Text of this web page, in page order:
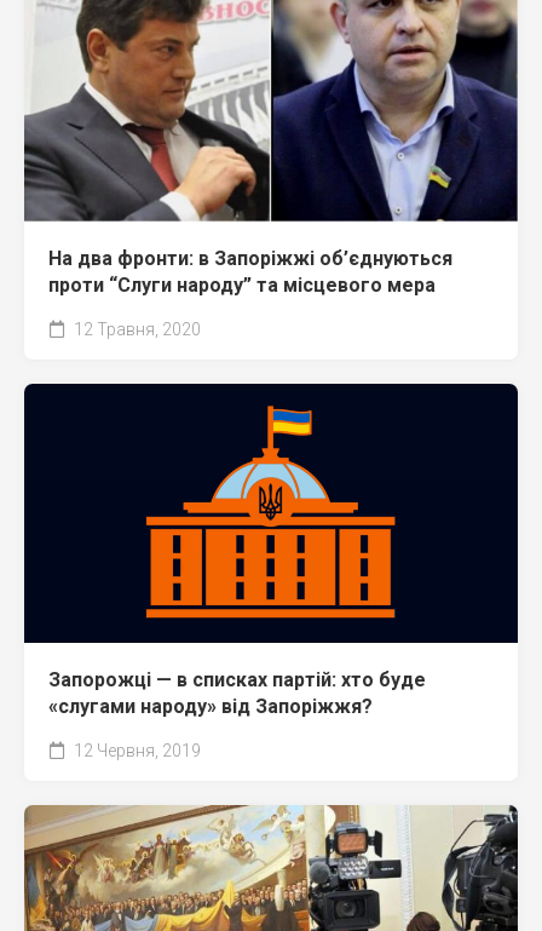
На два фронти: в Запоріжжі об’єднуються
проти “Слуги народу” та місцевого мера
12 Травня, 2020
Запорожці — в списках партій: хто буде
«слугами народу» від Запоріжжя?
12 Червня, 2019